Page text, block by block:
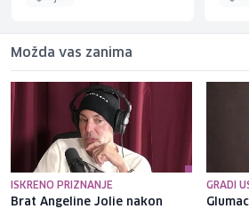
Možda vas zanima
ISKRENO PRIZNANJE
Brat Angeline Jolie nakon
GRADI